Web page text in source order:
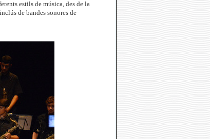
estils de música, des de la
de bandes sonores de